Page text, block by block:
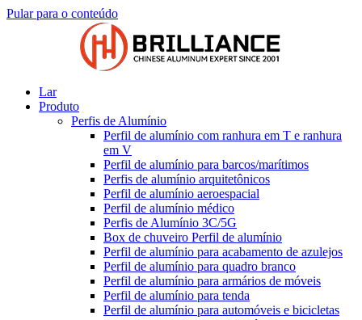
Pular para o conteúdo
Lar
Produto
Perfis de Alumínio
Perfil de alumínio com ranhura em T e ranhura
em V
Perfil de alumínio para barcos/marítimos
Perfis de alumínio arquitetônicos
Perfil de alumínio aeroespacial
Perfil de alumínio médico
Perfis de Alumínio 3C/5G
Box de chuveiro Perfil de alumínio
Perfil de alumínio para acabamento de azulejos
Perfil de alumínio para quadro branco
Perfil de alumínio para armários de móveis
Perfil de alumínio para tenda
Perfil de alumínio para automóveis e bicicletas